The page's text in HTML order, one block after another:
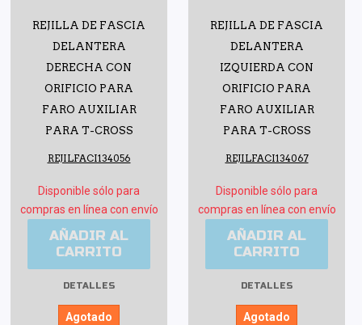
REJILLA DE FASCIA
DELANTERA
DERECHA CON
ORIFICIO PARA
FARO AUXILIAR
PARA T-CROSS
REJILFACI134056
Disponible sólo para
compras en línea con envío
AÑADIR AL
CARRITO
DETALLES
Agotado
REJILLA DE FASCIA
DELANTERA
IZQUIERDA CON
ORIFICIO PARA
FARO AUXILIAR
PARA T-CROSS
REJILFACI134067
Disponible sólo para
compras en línea con envío
AÑADIR AL
CARRITO
DETALLES
Agotado